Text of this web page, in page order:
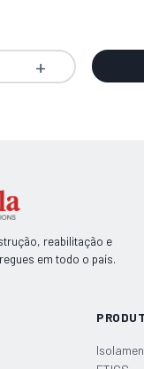
reabilitação e
em todo o país.